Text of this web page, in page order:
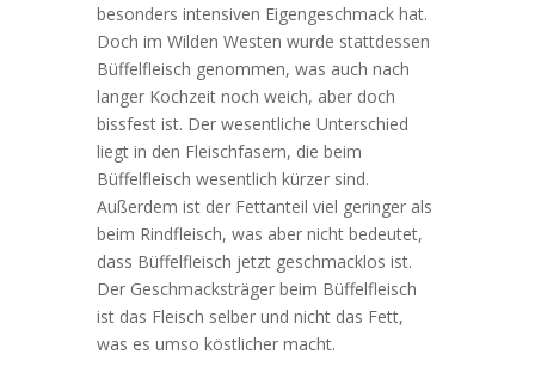
besonders intensiven Eigengeschmack hat.
Doch im Wilden Westen wurde stattdessen
Büffelfleisch genommen, was auch nach
langer Kochzeit noch weich, aber doch
bissfest ist. Der wesentliche Unterschied
liegt in den Fleischfasern, die beim
Büffelfleisch wesentlich kürzer sind.
Außerdem ist der Fettanteil viel geringer als
beim Rindfleisch, was aber nicht bedeutet,
dass Büffelfleisch jetzt geschmacklos ist.
Der Geschmacksträger beim Büffelfleisch
ist das Fleisch selber und nicht das Fett,
was es umso köstlicher macht.